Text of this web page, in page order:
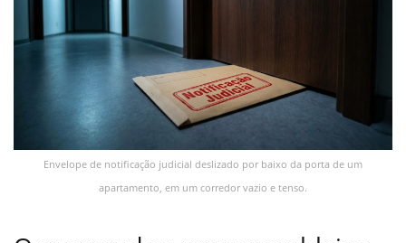
Envelope de notificação judicial deslizado por baixo da porta de um
apartamento, em um corredor vazio e tenso.